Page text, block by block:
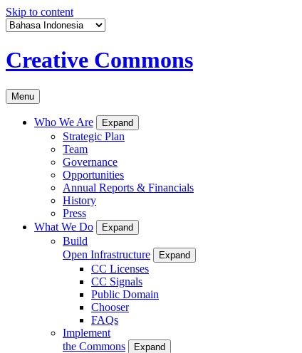
Skip to content
Creative Commons
Menu
Who We Are Expand
Strategic Plan
Team
Governance
Opportunities
Annual Reports & Financials
History
Press
What We Do
Expand
Build
Open Infrastructure
Expand
CC Licenses
CC Signals
Public Domain
Chooser
FAQs
Implement
the Commons
Expand